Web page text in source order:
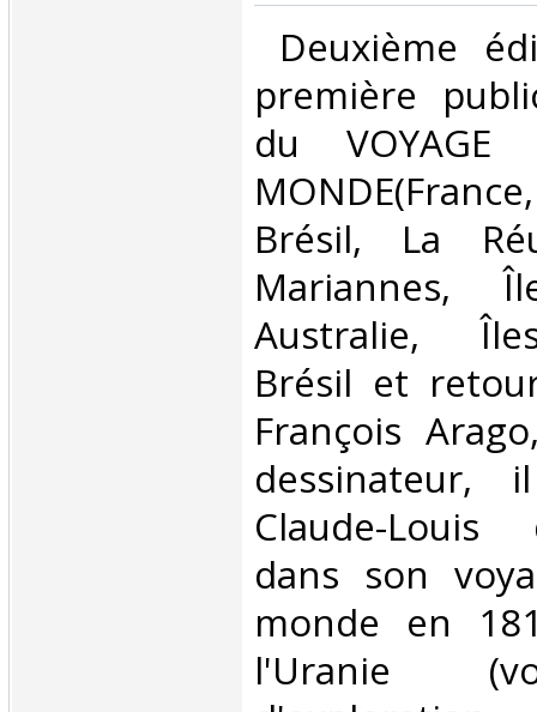
Deuxième
première
du VOYAGE
Brésil, La
Mariannes,
Australie,
Brésil et
François
dessinateur,
Claude-
dans son
monde en
l'Uranie